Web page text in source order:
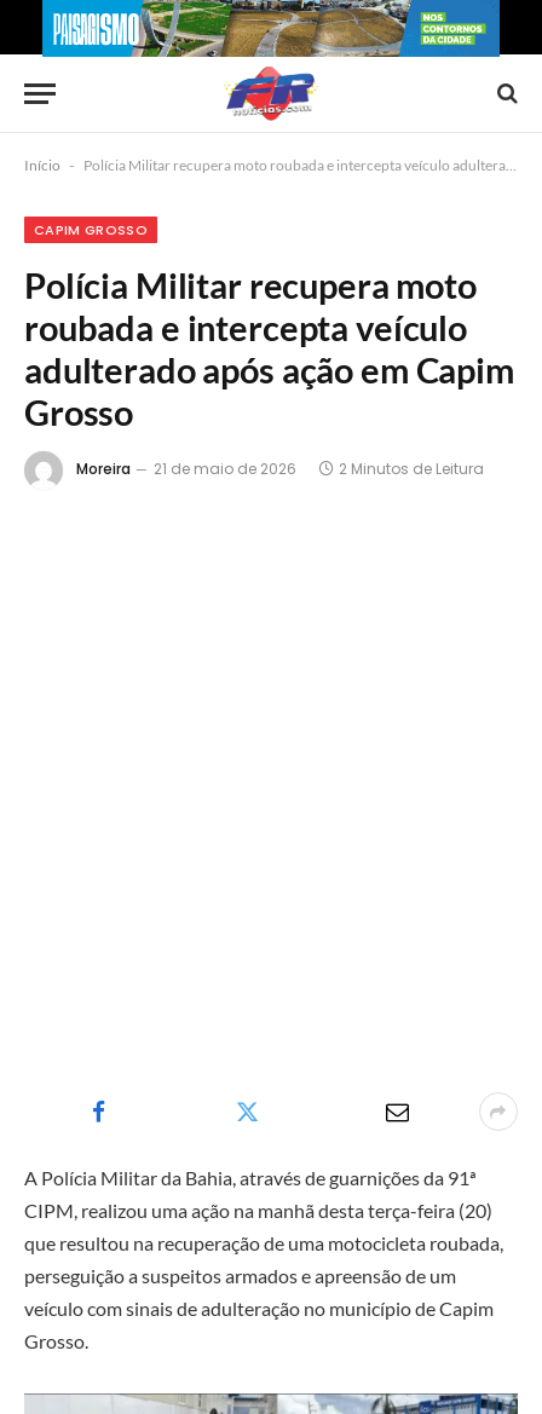
Início - Polícia Militar recupera moto roubada e intercepta veículo adulterado após ação em Capim Grosso
CAPIM GROSSO
Polícia Militar recupera moto
roubada e intercepta veículo
adulterado após ação em Capim
Grosso
Moreira 21 de maio de 2026 2 Minutos de Leitura
A Polícia Militar da Bahia, através de guarnições da 91ª
CIPM, realizou uma ação na manhã desta terça-feira (20)
que resultou na recuperação de uma motocicleta roubada,
perseguição a suspeitos armados e apreensão de um
veículo com sinais de adulteração no município deCapim
Grosso.